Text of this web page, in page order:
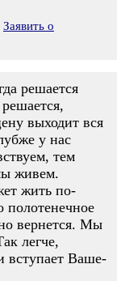
Заявить о
решается
выходит вся
у нас
тем
живем.
жить по-
полотенечное
вернется. Мы
легче,
вступает Ваше-